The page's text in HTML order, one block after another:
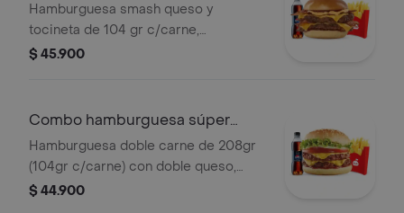
Urbano
Hamburguesa smash queso y
tocineta de 104 gr c/carne,
acompañada con papas medianas y
$ 45.900
Combo hamburguesa súper
doble Urbano
Hamburguesa doble carne de 208gr
(104gr c/carne) con doble queso,
cebolla, tomate, lechuga, salsa presto
$ 44.900